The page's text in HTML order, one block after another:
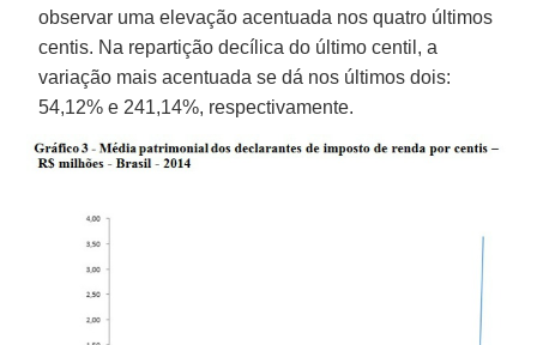
observar uma elevação acentuada nos quatro últimos
centis. Na repartição decílica do último centil, a
variação mais acentuada se dá nos últimos dois:
54,12% e 241,14%, respectivamente.